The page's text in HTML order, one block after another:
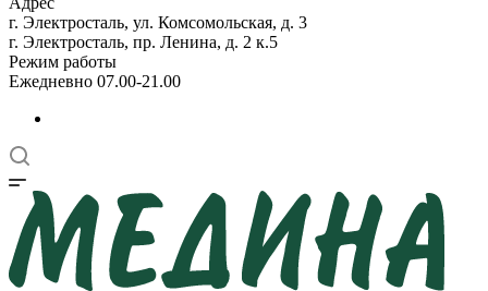
г. Электросталь, ул. Комсомольская, д. 3
г. Электросталь, пр. Ленина, д. 2 к.5
Режим работы
Ежедневно 07.00-21.00